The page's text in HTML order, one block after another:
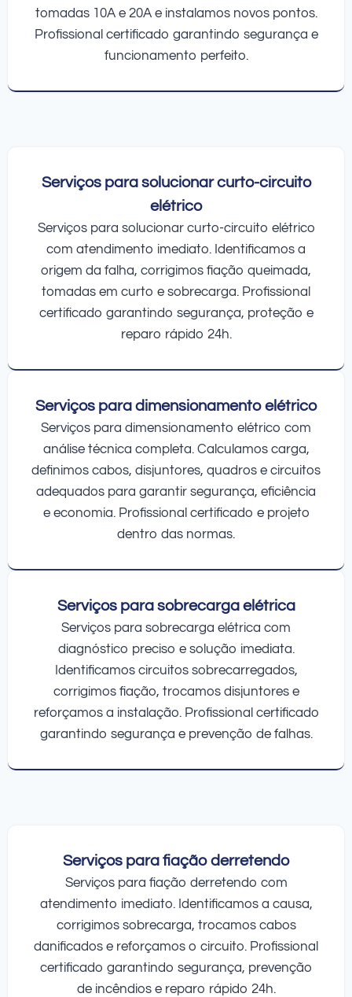
tomadas 10A e 20A e instalamos novos pontos.
Profissional certificado garantindo segurança e
funcionamento perfeito.
Serviços para solucionar curto-circuito
elétrico
Serviços para solucionar curto-circuito elétrico
com atendimento imediato. Identificamos a
origem da falha, corrigimos fiação queimada,
tomadas em curto e sobrecarga. Profissional
certificado garantindo segurança, proteção e
reparo rápido 24h.
Serviços para dimensionamento elétrico
Serviços para dimensionamento elétrico com
análise técnica completa. Calculamos carga,
definimos cabos, disjuntores, quadros e circuitos
adequados para garantir segurança, eficiência
e economia. Profissional certificado e projeto
dentro das normas.
Serviços para sobrecarga elétrica
Serviços para sobrecarga elétrica com
diagnóstico preciso e solução imediata.
Identificamos circuitos sobrecarregados,
corrigimos fiação, trocamos disjuntores e
reforçamos a instalação. Profissional certificado
garantindo segurança e prevenção de falhas.
Serviços para fiação derretendo
Serviços para fiação derretendo com
atendimento imediato. Identificamos a causa,
corrigimos sobrecarga, trocamos cabos
danificados e reforçamos o circuito. Profissional
certificado garantindo segurança, prevenção
de incêndios e reparo rápido 24h.